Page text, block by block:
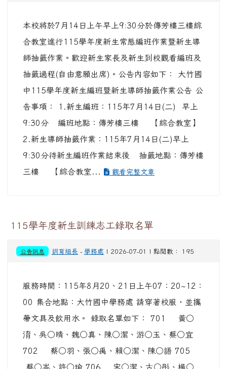
本校將於7月14日上午早上9:30分於傳芳樓三樓綜
合教室進行115學年度新生常態編班作業暨新生導
師抽籤作業。歡迎新生家長及新生到校觀看編班及
抽籤過程(自由意願出席)。公告內容如下： 大竹國
中115學年度新生編班暨新生導師抽籤作業公告 公
告事項： 1.新生編班：115年7月14日(二) 早上
9:30分 編班地點：傳芳樓三樓 【綜合教室】
2.新生導師抽籤作業：115年7月14日(二)早上
9:30分待新生編班作業結束後 抽籤地點：傳芳樓
三樓 【綜合教室...
觀看完整文章
115學年度新生訓練志工錄取名單
公告訊息 訓育組長 - 學務處 | 2026-07-01 | 點閱數： 195
服務時間：115年8月20、21日上午07：20~12：
00 集合地點：大竹國中學務處 請穿著校服，並攜
帶文具及飲用水。 錄取名單如下： 701 黃○
淯、吳○晴、魏○真、陳○潔、游○玉、蔡○宜
702 蔡○羽、張○禹、賴○潔、陳○語 705
蔡○岑、許○瑜 706 宋○潔、古○彤、楊○